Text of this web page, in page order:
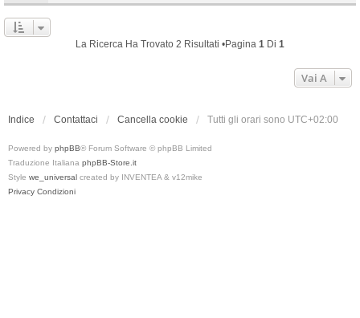
La Ricerca Ha Trovato 2 Risultati •Pagina 1 Di 1
Vai A
Indice Contattaci Cancella cookie Tutti gli orari sono UTC+02:00
Powered by phpBB® Forum Software © phpBB Limited
Traduzione Italiana phpBB-Store.it
Style we_universal created by INVENTEA & v12mike
Privacy Condizioni